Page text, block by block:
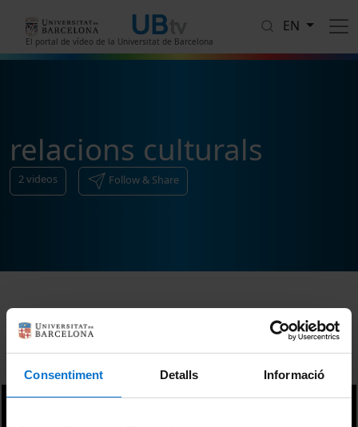
Consentiment Detalls Informació
El portal de vídeo de la Universitat de Barcelona
EN
relacions culturals
2videos Follow & Share
Sort